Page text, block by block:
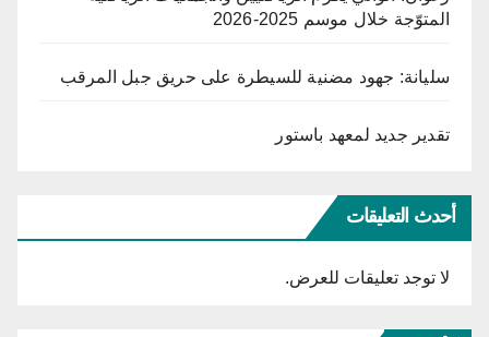
المتوّجة خلال موسم 2025-2026
سليانة: جهود مضنية للسيطرة على حريق جبل المرقب
تقدير جديد لمعهد باستور
أحدث التعليقات
لا توجد تعليقات للعرض.